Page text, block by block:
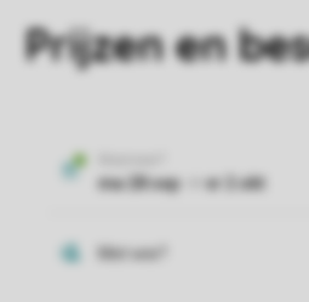
Prijzen en